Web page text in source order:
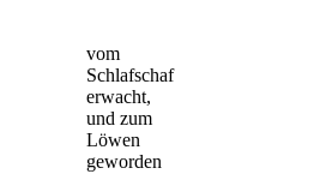
vom
Schlafschaf
erwacht,
und zum
Löwen
geworden